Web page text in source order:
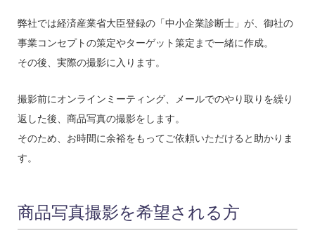
弊社では経済産業省大臣登録の「中小企業診断士」が、御社の
事業コンセプトの策定やターゲット策定まで一緒に作成。
その後、実際の撮影に入ります。
撮影前にオンラインミーティング、メールでのやり取りを繰り
返した後、商品写真の撮影をします。
そのため、お時間に余裕をもってご依頼いただけると助かりま
す。
商品写真撮影を希望される方